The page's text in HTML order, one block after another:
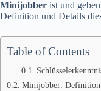
Minijobber ist und
Definition und Details
Table of Contents
Minijobber: Definition